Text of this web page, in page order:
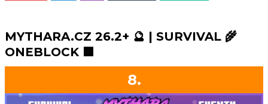
MYTHARA.CZ 26.2+ 🔮 | SURVIVAL 🌾
ONEBLOCK 🟩
8.